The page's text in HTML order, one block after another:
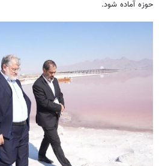
حوزه آماده شود.